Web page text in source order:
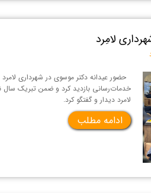
لامِرد
حضور عیدانه دکتر موسوی در شهرداری
خدمات‌رسانی بازدید کرد و ضمن تبریک سال
لامرد دیدار و گفتگو کرد.
ادامه مطلب